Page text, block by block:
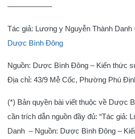
——————
Tác giả: Lương y Nguyễn Thành Danh
Dược Bình Đông
Nguồn: Dược Bình Đông – Kiến thức
Địa chỉ: 43/9 Mễ Cốc, Phường Phú
(*) Bản quyền bài viết thuộc về Dược
cần trích dẫn nguồn đầy đủ: “Tác giả:
Danh – Nguồn: Dược Bình Đông –